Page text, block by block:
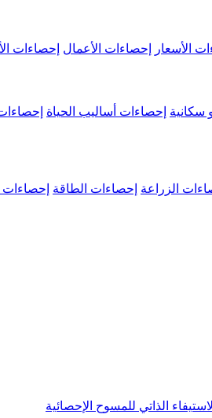
الأسعار إحصاءات الأعمال إحصاءات
سكانية إحصاءات أساليب الحياة
الزراعة إحصاءات الطاقة إحصاءات
الذاتي للمسوح الإحصائية